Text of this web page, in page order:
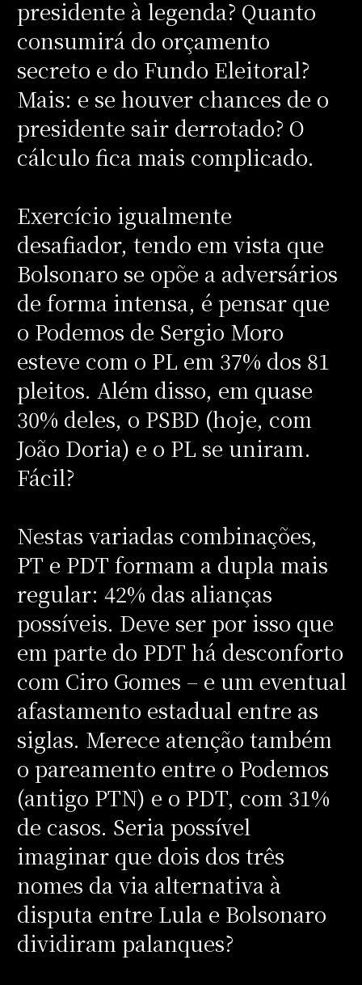
presidente à legenda? Quanto
consumirá do orçamento
secreto e do Fundo Eleitoral?
Mais: e se houver chances de o
presidente sair derrotado? O
cálculo fica mais complicado.
Exercício igualmente
desafiador, tendo em vista que
Bolsonaro se opõe a adversários
de forma intensa, é pensar que
o Podemos de Sergio Moro
esteve com o PL em 37% dos 81
pleitos. Além disso, em quase
30% deles, o PSBD (hoje, com
João Doria) e o PL se uniram.
Fácil?
Nestas variadas combinações,
PT e PDT formam a dupla mais
regular: 42% das alianças
possíveis. Deve ser por isso que
em parte do PDT há desconforto
com Ciro Gomes – e um eventual
afastamento estadual entre as
siglas. Merece atenção também
o pareamento entre o Podemos
(antigo PTN) e o PDT, com 31%
de casos. Seria possível
imaginar que dois dos três
nomes da via alternativa à
disputa entre Lula e Bolsonaro
dividiram palanques?